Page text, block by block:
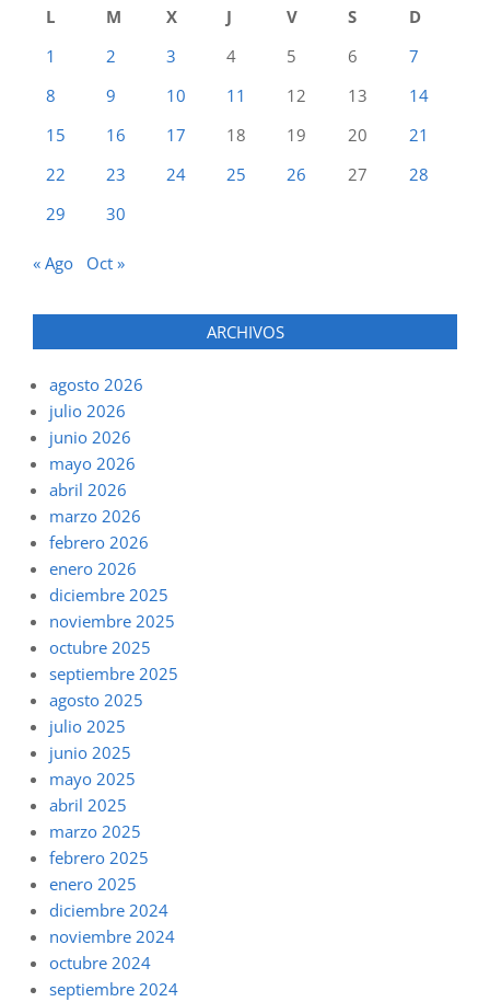
L
M X J V S
D
1
2 3 4 5 6
7
8
9 10 11 12 13
14
15
16 17 18 19 20
21
22
23 24 25 26 27
28
29
30
« Ago Oct »
ARCHIVOS
agosto 2026
julio 2026
junio 2026
mayo 2026
abril 2026
marzo 2026
febrero 2026
enero 2026
diciembre 2025
noviembre 2025
octubre 2025
septiembre 2025
agosto 2025
julio 2025
junio 2025
mayo 2025
abril 2025
marzo 2025
febrero 2025
enero 2025
diciembre 2024
noviembre 2024
octubre 2024
septiembre 2024